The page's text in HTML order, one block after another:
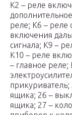
К2 – реле
реле; К6 – реле
включения
сигнала; К9 –
К10 – реле
– главное реле;
ящика; 26 –
ящика; 27 –